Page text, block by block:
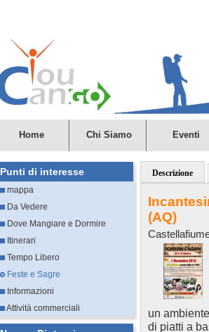
Home Chi Siamo Eventi
Punti di interesse
mappa
Da Vedere
Dove Mangiare e Dormire
Itinerari
Tempo Libero
Feste e Sagre
Informazioni
Attività commerciali
Descrizione
(AQ)
un
di piatti a